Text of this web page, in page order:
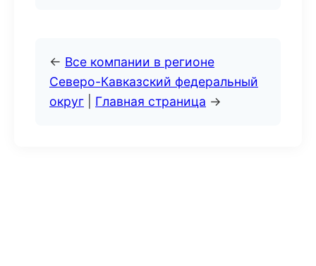
← Все компании в регионе
Северо-Кавказский федеральный
округ
Главная страница →